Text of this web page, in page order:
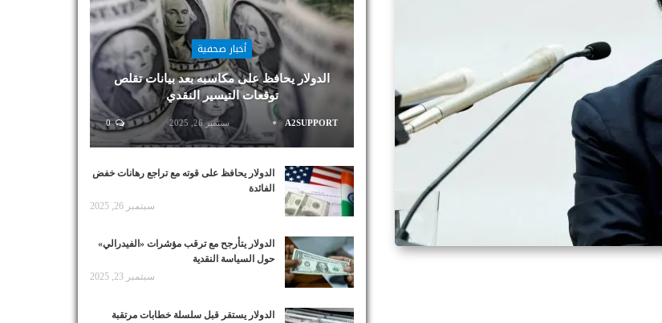
أخبار صحفية
الدولار يحافظ على مكاسبه بعد بيانات تقلص
توقعات التيسير النقدي
A2SUPPORT سبتمبر 26, 2025 0
الدولار يحافظ على قوته مع تراجع رهانات خفض
الفائدة
سبتمبر 26, 2025
الدولار يتأرجح مع ترقب مؤشرات «الفيدرالي»
حول السياسة النقدية
سبتمبر 23, 2025
الدولار يستقر قبل سلسلة خطابات مرتقبة